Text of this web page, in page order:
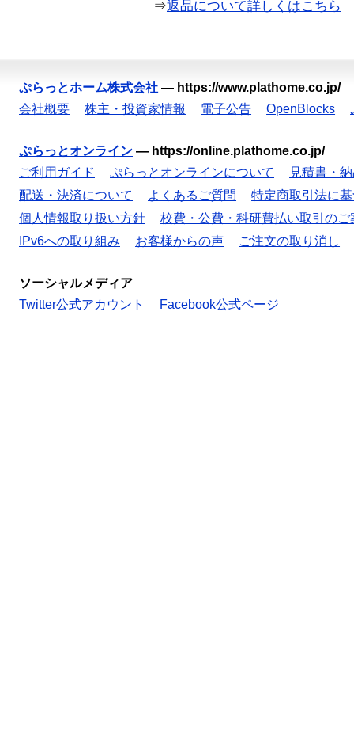
⇒返品について詳しくはこちら
ぷらっとホーム株式会社 — https://www.plathome.co.jp/
会社概要
株主・投資家情報 電子公告 OpenBlocks
ぷらっとオンライン — https://online.plathome.co.jp/
ご利用ガイド
ぷらっとオンラインについて
見積書・
配送・決済について
よくあるご質問
特定商取引法に
個人情報取り扱い方針
校費・公費・科研費払い取引のご
IPv6への取り組み
お客様からの声 ご注文の取り消し
ソーシャルメディア
Twitter公式アカウント
Facebook公式ページ